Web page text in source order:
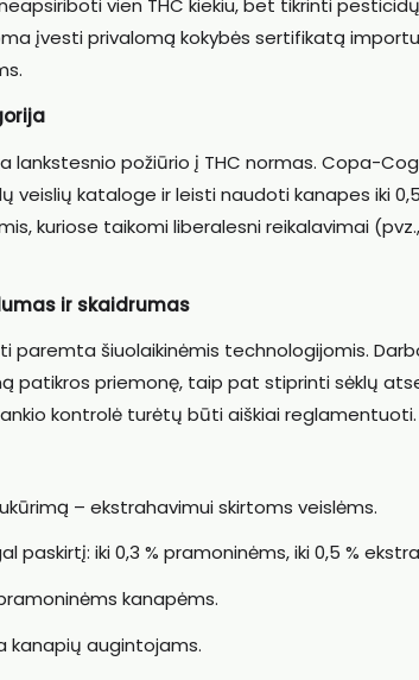
vien THC kiekiu, bet tikrinti
įvesti privalomą kokybės sertifikatą
lankstesnio požiūrio į THC normas. Copa-
veislių kataloge ir leisti naudoti kanapes iki
kuriose taikomi liberalesni reikalavimai
ir skaidrumas
paremta šiuolaikinėmis technologijomis.
patikros priemonę, taip pat stiprinti sėklų
kontrolė turėtų būti aiškiai reglamentuoti.
– ekstrahavimui skirtoms veislėms.
paskirtį: iki 0,3 % pramoninėms, iki 0,5 %
kanapėms.
kanapių augintojams.